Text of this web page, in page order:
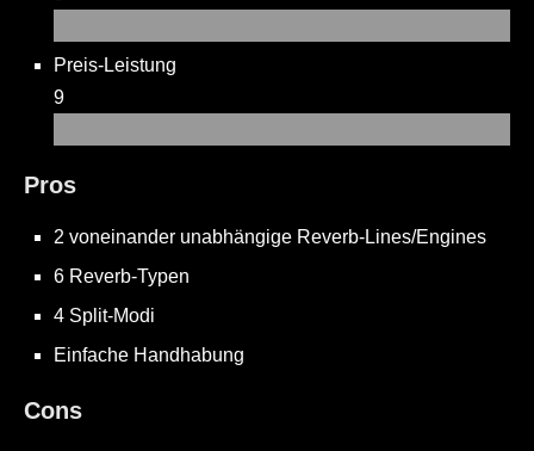
Preis-Leistung
9
Pros
2 voneinander unabhängige Reverb-Lines/Engines
6 Reverb-Typen
4 Split-Modi
Einfache Handhabung
Cons